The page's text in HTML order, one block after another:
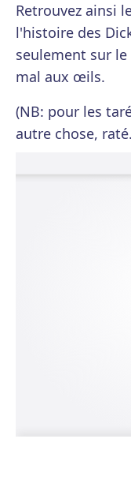
Retrouvez ainsi
l'histoire des
seulement sur
mal aux œils.
(NB: pour les
autre chose,